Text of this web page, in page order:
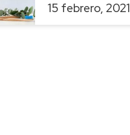
15 febrero, 2021